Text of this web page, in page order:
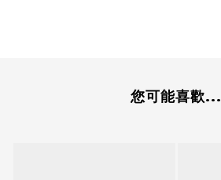
您可能喜歡...